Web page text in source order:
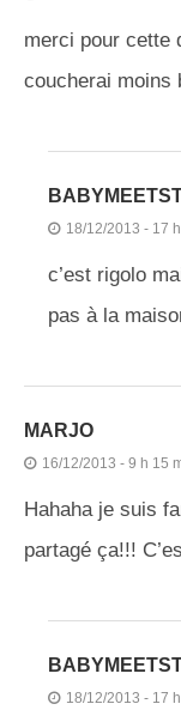
merci pour cette
coucherai moins
18/12/2013 - 17
c’est rigolo
pas à la
MARJO
16/12/2013 - 9 h 15
Hahaha je suis
partagé ça!!!
18/12/2013 - 17